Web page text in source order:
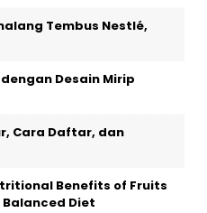
Tembus Nestlé,
Desain Mirip
Cara Daftar, dan
Benefits of Fruits
Diet